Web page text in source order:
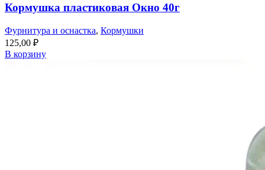
Кормушка пластиковая Окно 40г
Фурнитура и оснастка, Кормушки
125,00 ₽
В корзину